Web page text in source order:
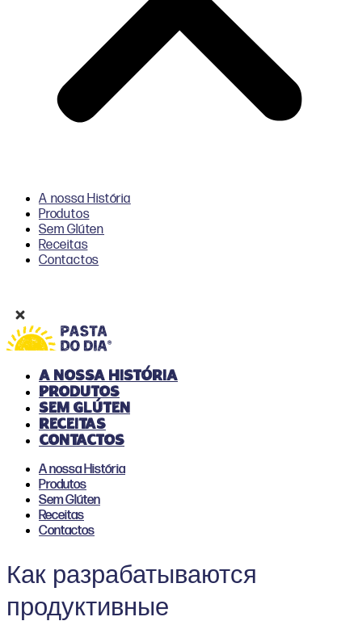
A nossa História
Produtos
Sem Glúten
Receitas
Contactos
A nossa História
Produtos
Sem Glúten
Receitas
Contactos
A nossa História
Produtos
Sem Glúten
Receitas
Contactos
Как разрабатываются
продуктивные